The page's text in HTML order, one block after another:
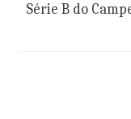
Série B do